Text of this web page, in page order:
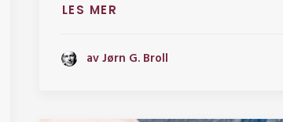
LES MER
av Jørn G. Broll